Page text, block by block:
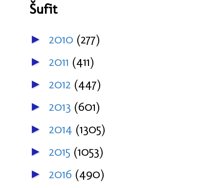
Šufit
► 2010 (277)
► 2011 (411)
► 2012 (447)
► 2013 (601)
► 2014 (1305)
► 2015 (1053)
► 2016 (490)